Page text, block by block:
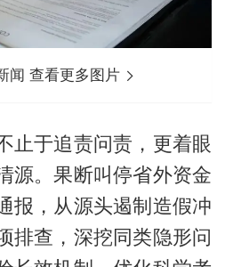
闻 查看更多图片
止于追责问责，更着眼
源。果断叫停省外资金
报，从源头遏制造假冲
排查，深挖同类隐形问